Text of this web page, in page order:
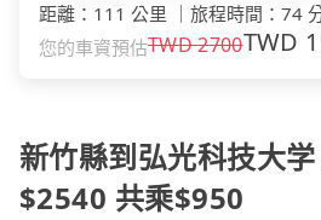
距離 ： 111 公里 旅程時間 ： 74
您的車資預估TWD2700TWD
新竹縣到弘光科技大
$2540 共乘$950